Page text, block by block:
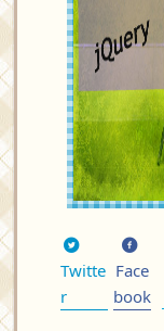
Twitte
r
Face
book